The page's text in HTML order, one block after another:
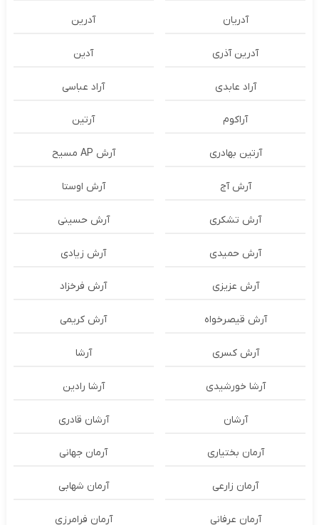
آدریان آدرین
آدرین آذری آدین
آراد عابدی آراد عباسی
آراکوم آرتین
آرتین بهادری آرش AP مسیح
آرش آج آرش اوستا
آرش تشکری آرش حسینی
آرش حمیدی آرش زیادی
آرش عزیزی آرش فرخزاد
آرش قیصرخواه آرش کریمی
آرش کسری آرشا
آرشا خورشیدی آرشا رادین
آرشان آرشان قادری
آرمان بختیاری آرمان جهانی
آرمان زارعی آرمان شهابی
آرمان عرفانی آرمان فرامرزی